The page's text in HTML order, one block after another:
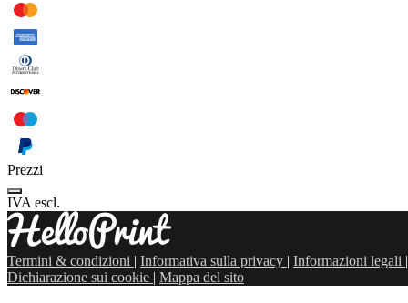
Prezzi
IVA escl.
Termini & condizioni | Informativa sulla privacy | Informazioni legali |
Dichiarazione sui cookie | Mappa del sito